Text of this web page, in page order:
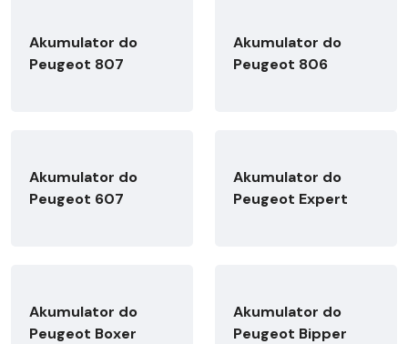
Akumulator do
Peugeot 807
Akumulator do
Peugeot 806
Akumulator do
Peugeot 607
Akumulator do
Peugeot Expert
Akumulator do
Peugeot Boxer
Akumulator do
Peugeot Bipper